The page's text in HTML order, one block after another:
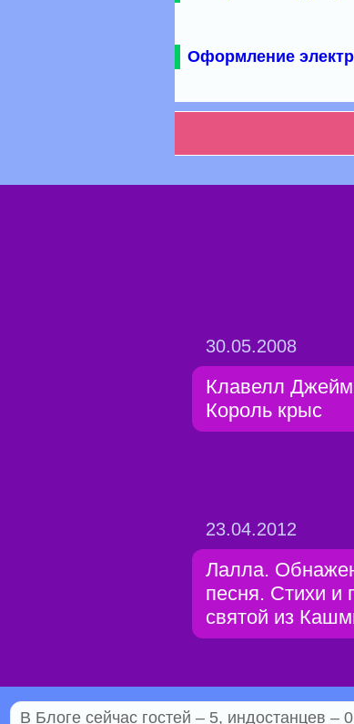
Оформление
30.05.2008
Клавелл
Король крыс
23.04.2012
Лалла.
песня. Стихи и
святой из
В Блоге сейчас гостей – 5, индостанцев – 0